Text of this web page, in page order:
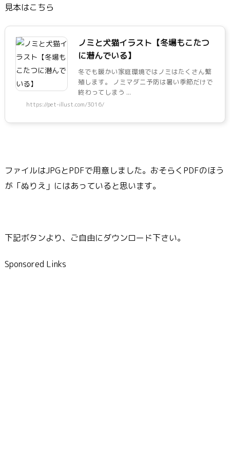
見本はこちら
ノミと犬猫イラスト【冬場もこたつ
に潜んでいる】
冬でも暖かい家庭環境ではノミはたくさん繁
殖します。 ノミマダニ予防は暑い季節だけで
終わってしまう ...
https://pet-illust.com/3016/
ファイルはJPGとPDFで用意しました。おそらくPDFのほう
が「ぬりえ」にはあっていると思います。
下記ボタンより、ご自由にダウンロード下さい。
Sponsored Links